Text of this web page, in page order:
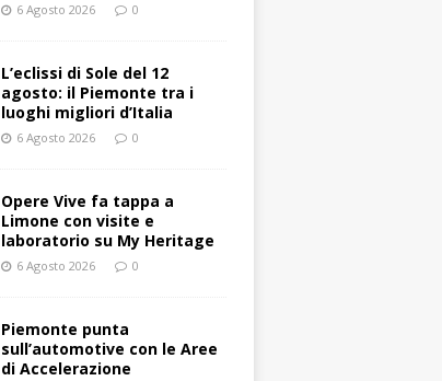
6 Agosto 2026 0
L’eclissi di Sole del 12
agosto: il Piemonte tra i
luoghi migliori d’Italia
6 Agosto 2026 0
Opere Vive fa tappa a
Limone con visite e
laboratorio su My Heritage
6 Agosto 2026 0
Piemonte punta
sull’automotive con le Aree
di Accelerazione